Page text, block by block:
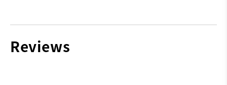
Reviews